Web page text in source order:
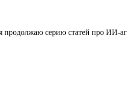
продолжаю серию статей про ИИ-